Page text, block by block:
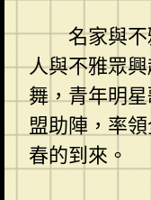
名家與
人與不雅眾
舞，青年明
盟助陣，率
春的到來。